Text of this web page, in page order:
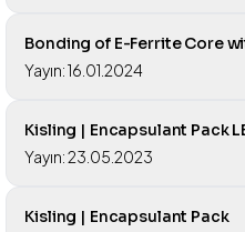
Bonding of E-Ferrite Core
Yayın: 16.01.2024
Kisling | Encapsulant Pack
Yayın: 23.05.2023
Kisling | Encapsulant Pack